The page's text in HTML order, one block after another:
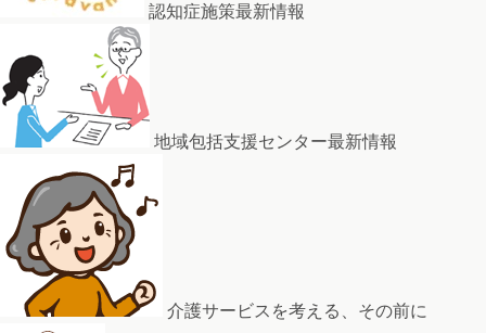
認知症施策最新情報
地域包括支援センター最新情報
介護サービスを考える、その前に